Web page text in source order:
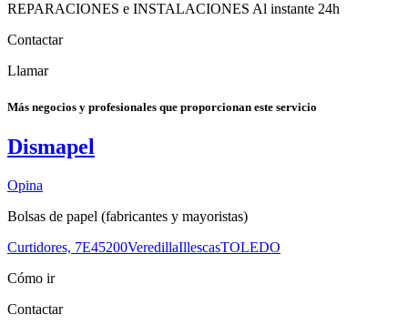
REPARACIONES e INSTALACIONES Al instante 24h
Contactar
Llamar
Más negocios y profesionales que proporcionan este servicio
Dismapel
Opina
Bolsas de papel (fabricantes y mayoristas)
Curtidores, 7E45200VeredillaIllescasTOLEDO
Cómo ir
Contactar